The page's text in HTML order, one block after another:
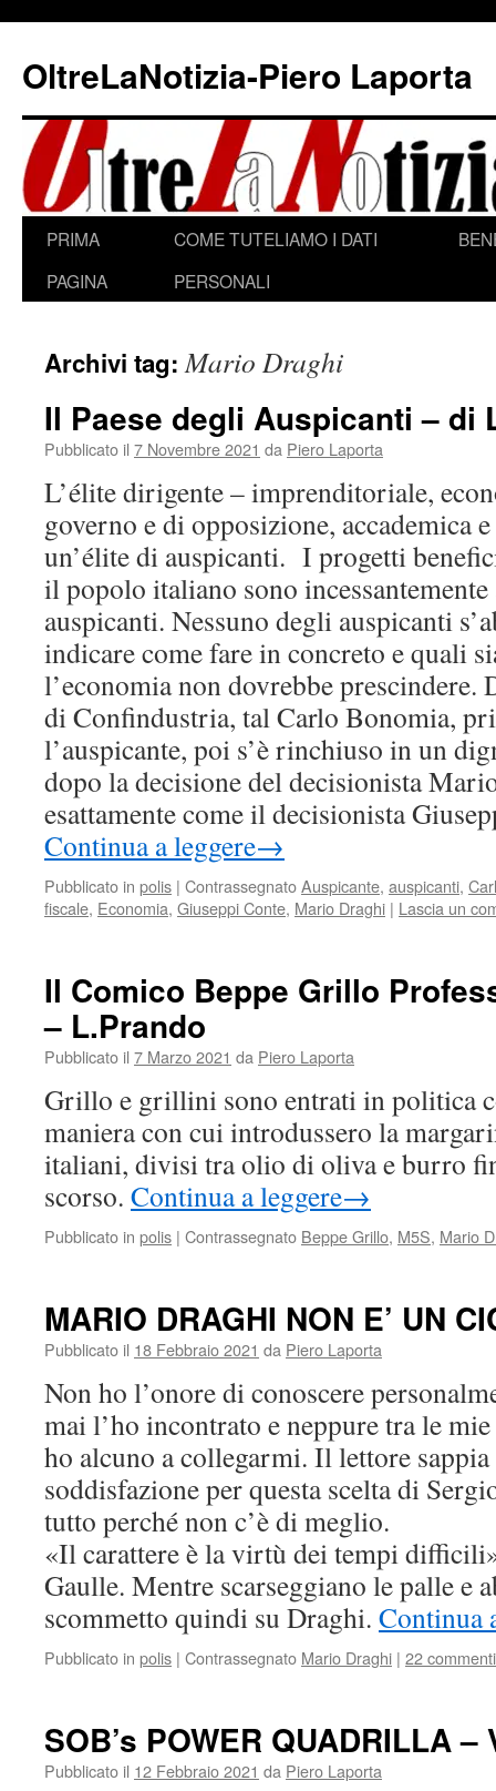
contenuto
OltreLaNotizia-Piero Laporta
PRIMA
PAGINA
COME TUTELIAMO I DATI
PERSONALI
Archivi tag:Mario Draghi
Il Paese degli Auspicanti – di
Pubblicato il 7 Novembre 2021 da Piero Laporta
L’élite dirigente – imprenditoriale,
governo e di opposizione, accademica
un’élite di auspicanti. I progetti
il popolo italiano sono
auspicanti. Nessuno degli auspicanti
indicare come fare in concreto e quali
l’economia non dovrebbe
di Confindustria, tal Carlo Bonomia,
l’auspicante, poi s’è rinchiuso in un
dopo la decisione del decisionista
esattamente come il decisionista
Continua a leggere→
Pubblicato in polis | ContrassegnatoAuspicante, auspicanti,
fiscale, Economia, Giuseppi Conte, Mario Draghi | Lascia un
Il Comico Beppe Grillo
– L.Prando
Pubblicato il 7 Marzo 2021 da Piero Laporta
Grillo e grillini sono entrati in politica
maniera con cui introdussero la
italiani, divisi tra olio di oliva e burro
scorso. Continua a leggere→
Pubblicato in polis | Contrassegnato Beppe Grillo, M5S, Mario
MARIO DRAGHI NON E’ UN
Pubblicato il 18 Febbraio 2021 da Piero Laporta
Non ho l’onore di conoscere
mai l’ho incontrato e neppure tra le
ho alcuno a collegarmi. Il lettore
soddisfazione per questa scelta di
tutto perché non c’è di meglio.
«Il carattere è la virtù dei tempi
Gaulle. Mentre scarseggiano le palle e
scommetto quindi su Draghi. Continua
Pubblicato in polis | Contrassegnato Mario Draghi | 22 commenti
SOB’s POWER QUADRILLA –
Pubblicato il 12 Febbraio 2021 da Piero Laporta